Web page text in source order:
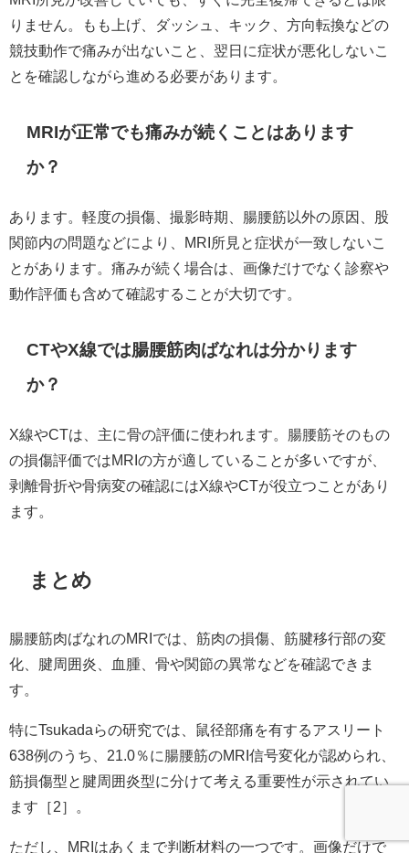
りません。もも上げ、ダッシュ、キック、方向転換などの
競技動作で痛みが出ないこと、翌日に症状が悪化しないこ
とを確認しながら進める必要があります。
MRIが正常でも痛みが続くことはあります
か？
あります。軽度の損傷、撮影時期、腸腰筋以外の原因、股
関節内の問題などにより、MRI所見と症状が一致しないこ
とがあります。痛みが続く場合は、画像だけでなく診察や
動作評価も含めて確認することが大切です。
CTやX線では腸腰筋肉ばなれは分かります
か？
X線やCTは、主に骨の評価に使われます。腸腰筋そのもの
の損傷評価ではMRIの方が適していることが多いですが、
剥離骨折や骨病変の確認にはX線やCTが役立つことがあり
ます。
まとめ
腸腰筋肉ばなれのMRIでは、筋肉の損傷、筋腱移行部の変
化、腱周囲炎、血腫、骨や関節の異常などを確認できま
す。
特にTsukadaらの研究では、鼠径部痛を有するアスリート
638例のうち、21.0％に腸腰筋のMRI信号変化が認められ、
筋損傷型と腱周囲炎型に分けて考える重要性が示されてい
ます［2］。
ただし、MRIはあくまで判断材料の一つです。画像だけで